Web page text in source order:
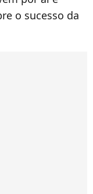
o sucesso da